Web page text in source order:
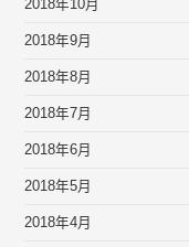
2018年10月
2018年9月
2018年8月
2018年7月
2018年6月
2018年5月
2018年4月